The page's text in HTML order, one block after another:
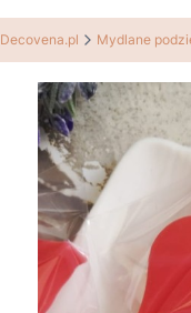
Decovena.pl Mydlane